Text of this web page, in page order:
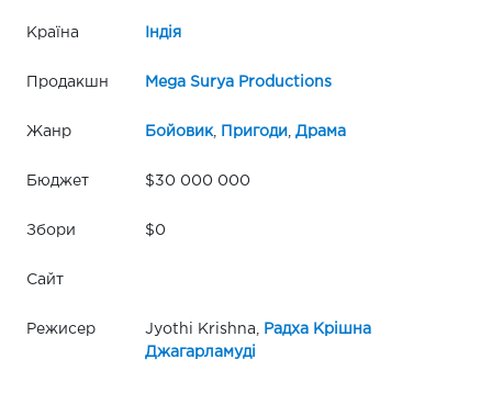
Країна Індія
Продакшн Mega Surya Productions
Жанр Бойовик, Пригоди Драма
Бюджет $30 000 000
Збори $0
Сайт
Режисер Jyothi Krishna,
Радха Крішна
Джагарламуді